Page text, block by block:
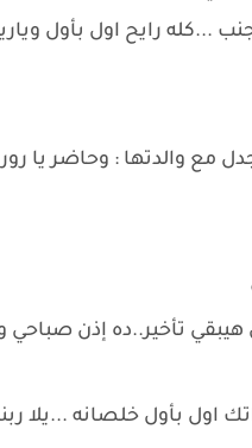
...كله رايح اول بأول
مع والدتها : وحاضر يا
تأخير..ده إذن صباحي
اول بأول خلصانه ...يلا